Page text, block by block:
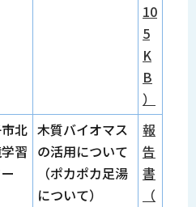
10
5
K
B
）
北
習
木質バイオマス
の活用について
（ポカポカ足湯
について）
報
告
書
（